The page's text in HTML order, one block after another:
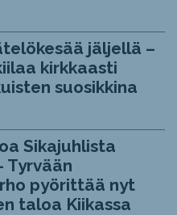
jäljellä –
kirkkaasti
suosikkina
Sikajuhlista
Tyrvään
pyörittää nyt
taloa Kiikassa